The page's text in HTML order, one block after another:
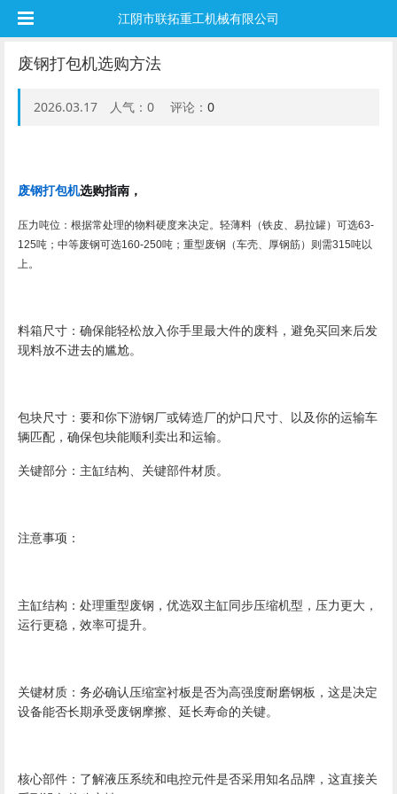
江阴市联拓重工机械有限公司
废钢打包机选购方法
2026.03.17 人气： 0 评论： 0
废钢打包机选购指南，
压力吨位：根据常处理的物料硬度来决定。轻薄料（铁皮、易拉罐）可选63-
125吨；中等废钢可选160-250吨；重型废钢（车壳、厚钢筋）则需315吨以
上。
料箱尺寸：确保能轻松放入你手里最大件的废料，避免买回来后发
现料放不进去的尴尬。
包块尺寸：要和你下游钢厂或铸造厂的炉口尺寸、以及你的运输车
辆匹配，确保包块能顺利卖出和运输。
关键部分：主缸结构、关键部件材质。
注意事项：
主缸结构：处理重型废钢，优选双主缸同步压缩机型，压力更大，
运行更稳，效率可提升。
关键材质：务必确认压缩室衬板是否为高强度耐磨钢板，这是决定
设备能否长期承受废钢摩擦、延长寿命的关键。
核心部件：了解液压系统和电控元件是否采用知名品牌，这直接关